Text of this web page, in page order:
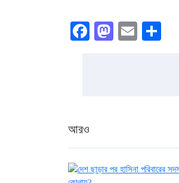
Facebook
Mastodon
Email
আরও